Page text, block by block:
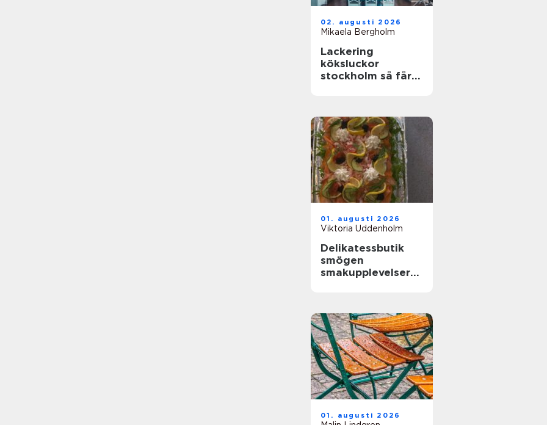
02. augusti 2026
Mikaela Bergholm
Lackering
köksluckor
stockholm så får
01. augusti 2026
Viktoria Uddenholm
Delikatessbutik
smögen
smakupplevelser
01. augusti 2026